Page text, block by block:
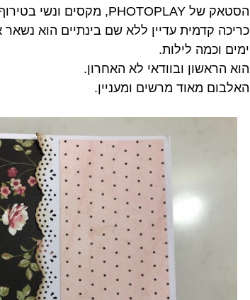
הסטאק של PHOTOPLAY, מקסים ונשי בטירוף מרעותא.
כריכה קדמית עדיין ללא שם בינתיים הוא
ימים וכמה לילות.
הוא הראשון ובוודאי לא האחרון.
האלבום מאוד מרשים ומעניין.